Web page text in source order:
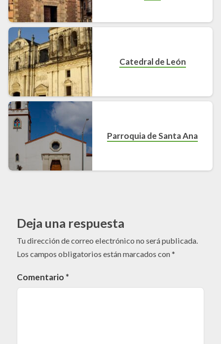
Catedral de León
Parroquia de Santa Ana
Deja una respuesta
Tu dirección de correo electrónico no será publicada.
Los campos obligatorios están marcados con*
Comentario *